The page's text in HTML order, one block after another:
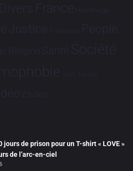
France Hommage
Justice Partenariat People
Religion Santé Société
Tech Tribune
Études
jours de prison pour un T-shirt « LOVE »
de l’arc-en-ciel